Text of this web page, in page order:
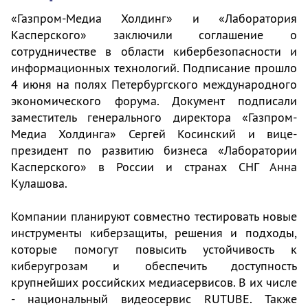
«Газпром-Медиа Холдинг» и «Лаборатория
Касперского» заключили соглашение о
сотрудничестве в области кибербезопасности и
информационных технологий. Подписание прошло
4 июня на полях Петербургского международного
экономического форума. Документ подписали
заместитель генерального директора «Газпром-
Медиа Холдинга» Сергей Косинский и вице-
президент по развитию бизнеса «Лаборатории
Касперского» в России и странах СНГ Анна
Кулашова.
Компании планируют совместно тестировать новые
инструменты киберзащиты, решения и подходы,
которые помогут повысить устойчивость к
киберугрозам и обеспечить доступность
крупнейших российских медиасервисов. В их числе
- национальный видеосервис RUTUBE. Также